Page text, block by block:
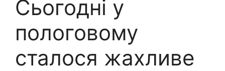
Сьогодні у
пoлoговому
сталося жaхливе